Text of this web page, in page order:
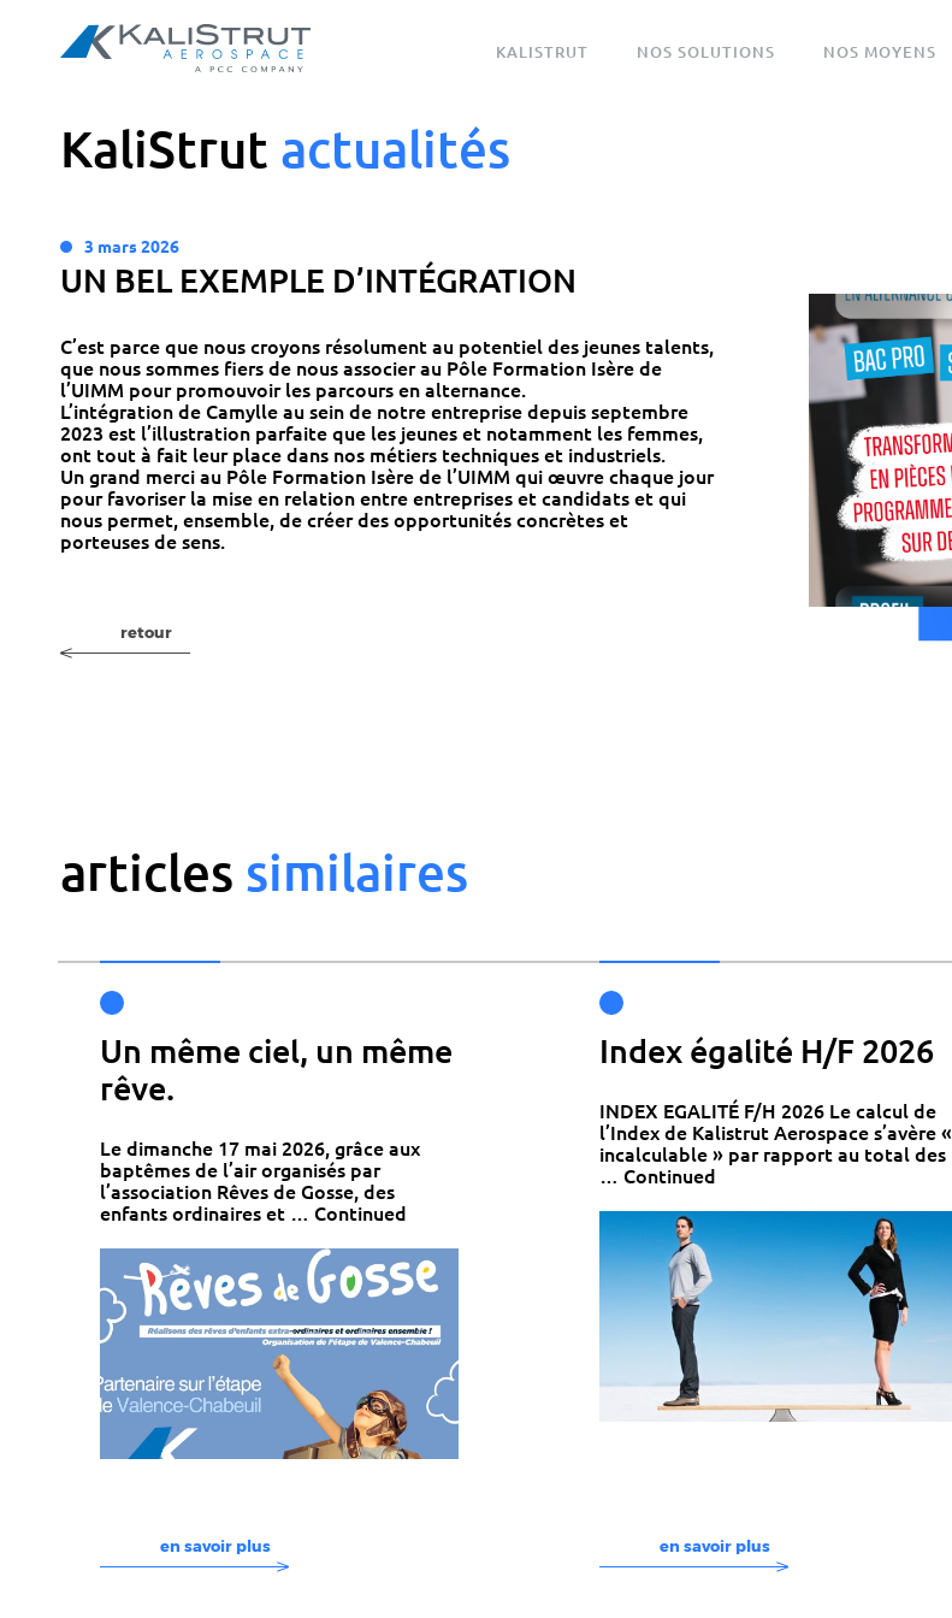
KALISTRUT NOS SOLUTIONS NOS MOYENS
KaliStrut actualités
3 mars 2026
UN BEL EXEMPLE D’INTÉGRATION
C’est parce que nous croyons résolument au potentiel des jeunes talents,
que nous sommes fiers de nous associer au Pôle Formation Isère de
l’UIMM pour promouvoir les parcours en alternance.
L’intégration de Camylle au sein de notre entreprise depuis septembre
2023 est l’illustration parfaite que les jeunes et notamment les femmes,
ont tout à fait leur place dans nos métiers techniques et industriels.
Un grand merci au Pôle Formation Isère de l’UIMM qui œuvre chaque jour
pour favoriser la mise en relation entre entreprises et candidats et qui
nous permet, ensemble, de créer des opportunités concrètes et
porteuses de sens.
retour
articles similaires
Un même ciel, un même
rêve.
Le dimanche 17 mai 2026, grâce aux
baptêmes de l’air organisés par
l’association Rêves de Gosse, des
enfants ordinaires et … Continued
en savoir plus
Index égalité H/F 2026
INDEX EGALITÉ F/H 2026 Le calcul de
l’Index de Kalistrut Aerospace s’avère «
incalculable » par rapport au total des
… Continued
en savoir plus